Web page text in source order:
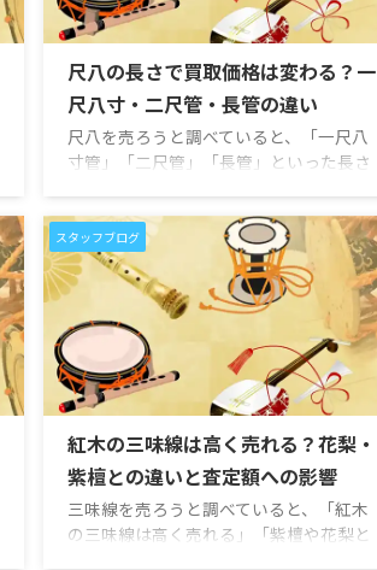
尺八の長さで買取価格は変わる？一
尺八寸・二尺管・長管の違い
尺八を売ろうと調べていると、「一尺八
寸管」「二尺管」「長管」といった長さ
宅やご実家で見つかった尺八について、
「長い尺八の方が高く売れるのか」「一
尺八寸管と二尺管では査定額が変わるの
か」と気になる方も多いのではないでし
ょうか。 尺八は、長さによって音の高さ
や使われ方が変わる和楽器です。一般的
には一尺八寸管が標準的な長さとして知
られていますが、二尺管、二尺一寸管、
二尺三寸管などの長い尺八もあります。
こうした長さの違いは、演奏用途や中古
市場での需要に関わるため、査定時にも
確認 ...
スタッフブログ
紅木の三味線は高く売れる？花梨・
紫檀との違いと査定額への影響
三味線を売ろうと調べていると、「紅木
の三味線は高く売れる」「紫檀や花梨と